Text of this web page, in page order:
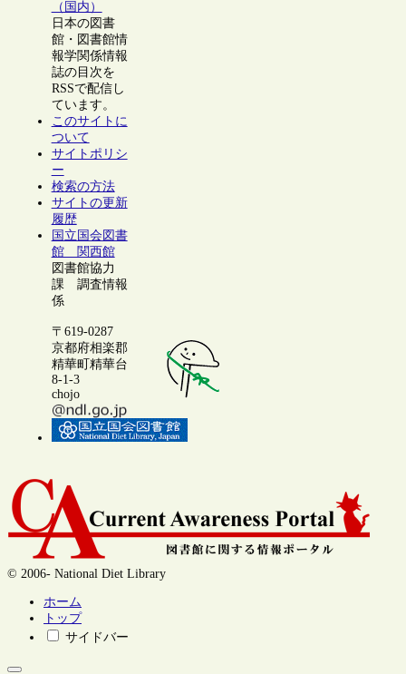
（国内）
日本の図書
館・図書館情
報学関係情報
誌の目次を
RSSで配信し
ています。
このサイトに
ついて
サイトポリシ
ー
検索の方法
サイトの更新
履歴
国立国会図書
館 関西館
図書館協力
課 調査情報
係
〒619-0287
京都府相楽郡
精華町精華台
8-1-3
chojo
© 2006- National Diet Library
ホーム
トップ
サイドバー